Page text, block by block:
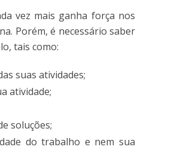
vez mais ganha força nos
Porém, é necessário saber
tais como:
suas atividades;
atividade;
soluções;
do trabalho e nem sua